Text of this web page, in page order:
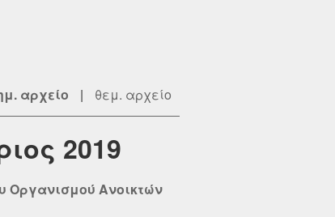
αρχείο | θεμ. αρχείο
2019
Οργανισμού Ανοικτών